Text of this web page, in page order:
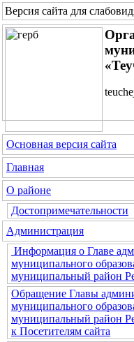
Версия сайта для
Основная версия сайта
Главная
О районе
Достопримечательности
Администрация
Информация о Главе
муниципального
муниципальный район
Обращение Главы
муниципального
муниципальный район
к Посетителям сайта